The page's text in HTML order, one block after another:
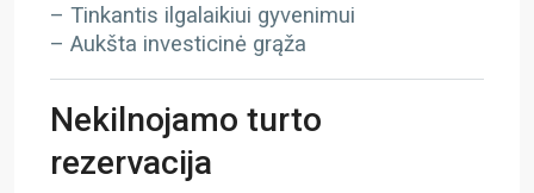
– Tinkantis ilgalaikiui gyvenimui
– Aukšta investicinė grąža
Nekilnojamo turto
rezervacija